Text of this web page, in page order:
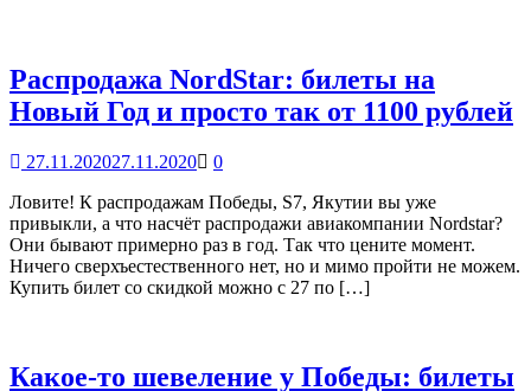
Распродажа NordStar: билеты на
Новый Год и просто так от 1100 рублей
27.11.202027.11.2020
0
Ловите! К распродажам Победы, S7, Якутии вы уже
привыкли, а что насчёт распродажи авиакомпании Nordstar?
Они бывают примерно раз в год. Так что цените момент.
Ничего сверхъестественного нет, но и мимо пройти не можем.
Купить билет со скидкой можно с 27 по […]
Какое-то шевеление у Победы: билеты